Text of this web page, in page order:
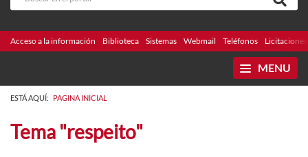
Acceso a la información Biblioteca Sistemas Webmail Teléfonos Licitaciones
MENU
ESTÁ AQUÍ: PAGINA INICIAL
Tema "respeito"